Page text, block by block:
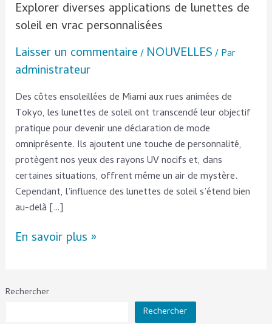
Rechercher
Rechercher
Explorer diverses applications de lunettes de
soleil en vrac personnalisées
Laisser un commentaire/ NOUVELLES/ Par
administrateur
Des côtes ensoleillées de Miami aux rues animées de
Tokyo, les lunettes de soleil ont transcendé leur objectif
pratique pour devenir une déclaration de mode
omniprésente. Ils ajoutent une touche de personnalité,
protègent nos yeux des rayons UV nocifs et, dans
certaines situations, offrent même un air de mystère.
Cependant, l’influence des lunettes de soleil s’étend bien
au-delà […]
En savoir plus »